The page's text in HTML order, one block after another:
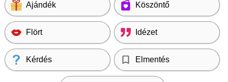
Ajándék Köszöntő
Flört Idézet
Kérdés Elmentés